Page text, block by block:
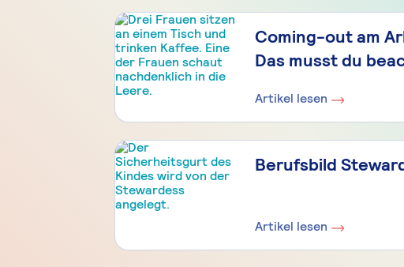
Coming-out am
Das musst du
Artikel lesen
Berufsbild
Artikel lesen